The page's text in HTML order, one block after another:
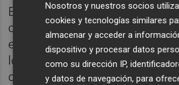
Enero es ya también el mes
contagios de toda la pandemia,
en veintiún días, más que la
los que se notificaron en
diciembre.
Nosotros y nuestros socios
cookies y tecnologías similares
almacenar y acceder a
dispositivo y procesar datos
como su dirección IP,
y datos de navegación, para